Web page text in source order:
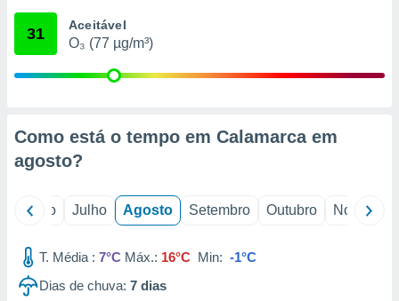
através
1199
31 Aceitável
O₃ (77 µg/m³)
Como está o tempo em Calamarca em
agosto?
Junho Julho Agosto Setembro Outubro Novembro
T. Média : 7°C Máx.: 16°C Min: -1°C
Dias de chuva: 7 dias